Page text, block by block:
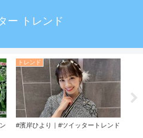
ー トレンド
トレンド
#濱岸ひより｜#ツイッタートレンド